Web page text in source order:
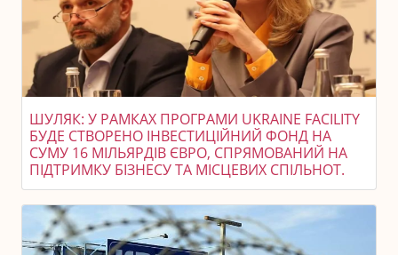
ШУЛЯК: У РАМКАХ ПРОГРАМИ UKRAINE FACILITY
БУДЕ СТВОРЕНО ІНВЕСТИЦІЙНИЙ ФОНД НА
СУМУ 16 МІЛЬЯРДІВ ЄВРО, СПРЯМОВАНИЙ НА
ПІДТРИМКУ БІЗНЕСУ ТА МІСЦЕВИХ СПІЛЬНОТ.